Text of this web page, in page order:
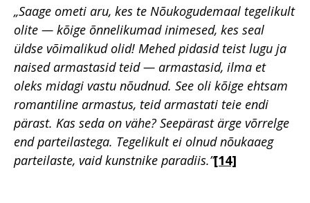
„Saage ometi aru, kes te Nõukogudemaal tegelikult
olite — kõige õnnelikumad inimesed, kes seal
üldse võimalikud olid! Mehed pidasid teist lugu ja
naised armastasid teid — armastasid, ilma et
oleks midagi vastu nõudnud. See oli kõige ehtsam
romantiline armastus, teid armastati teie endi
pärast. Kas seda on vähe? Seepärast ärge võrrelge
end parteilastega. Tegelikult ei olnud nõukaaeg
parteilaste, vaid kunstnike paradiis.”[14]